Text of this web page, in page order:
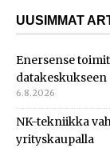
UUSIMMAT
Enersense
datakeskukseen
6.8.2026
NK-tekniikka
yrityskaupalla